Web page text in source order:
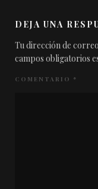
DEJA UNA
Tu dirección de
campos obligatorios
COMENTARIO *